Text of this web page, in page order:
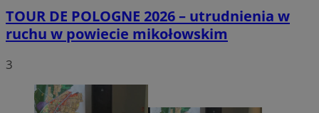
TOUR DE POLOGNE 2026 – utrudnienia w
ruchu w powiecie mikołowskim
3